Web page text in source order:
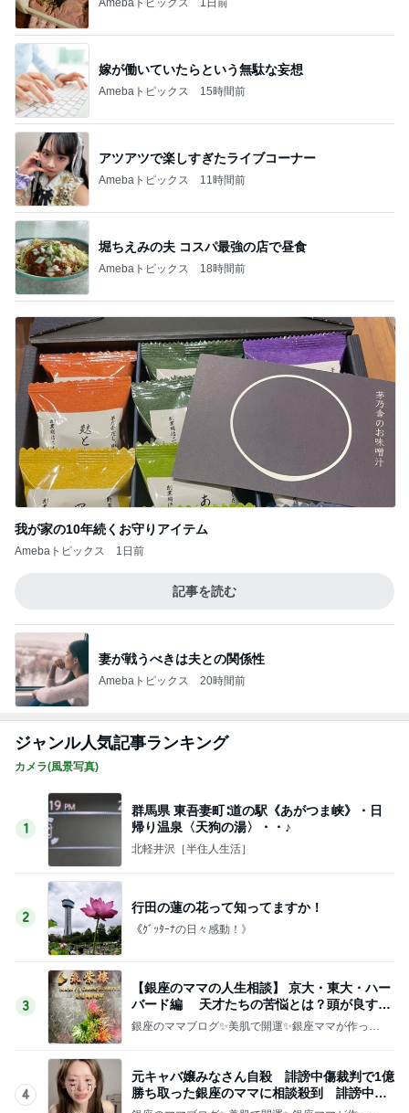
嫁が働いていたらという無駄な妄想
Amebaトピックス 15時間前
アツアツで楽しすぎたライブコーナー
Amebaトピックス 11時間前
堀ちえみの夫 コスパ最強の店で昼食
Amebaトピックス 18時間前
我が家の10年続くお守りアイテム
Amebaトピックス 1日前
記事を読む
妻が戦うべきは夫との関係性
Amebaトピックス 20時間前
ジャンル人気記事ランキング
カメラ(風景写真)
1
群馬県 東吾妻町∶道の駅《あがつま峡》・日
帰り温泉〈天狗の湯〉・・♪
北軽井沢［半住人生活］
2
行田の蓮の花って知ってますか！
《ｸﾞｯﾀｰﾅの日々感動！》
3
【銀座のママの人生相談】 京大・東大・ハー
バード編 天才たちの苦悩とは？頭が良すぎ
て悩む人
銀座のママブログ✨美肌で開運✨銀座ママが作った
4
元キャバ嬢みなさん自殺 誹謗中傷裁判で1億
勝ち取った銀座のママに相談殺到 誹謗中傷
は正義じゃない